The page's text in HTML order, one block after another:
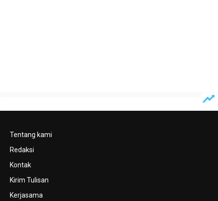
Tentang kami
Redaksi
Kontak
Kirim Tulisan
Kerjasama